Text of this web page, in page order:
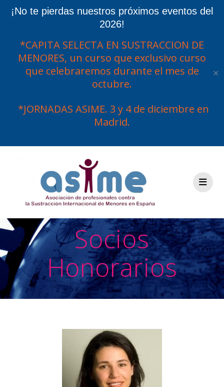
¡No te pierdas nuestros próximos eventos del
2026!
*CAPITA SELECTA EN SUSTRACCION DE
MENORES, un curso que exclusivo curso
que celebraremos durante el mes de
octubre.
*JORNADAS ASIME. 3 y 4 de diciembre en
Madrid.
✕
Socios
Honorarios